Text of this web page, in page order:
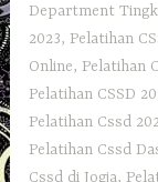
Department
2023, Pelatihan
Online, Pelatihan
Pelatihan CSSD
Pelatihan Cssd
Pelatihan Cssd
Cssd di Jogja,